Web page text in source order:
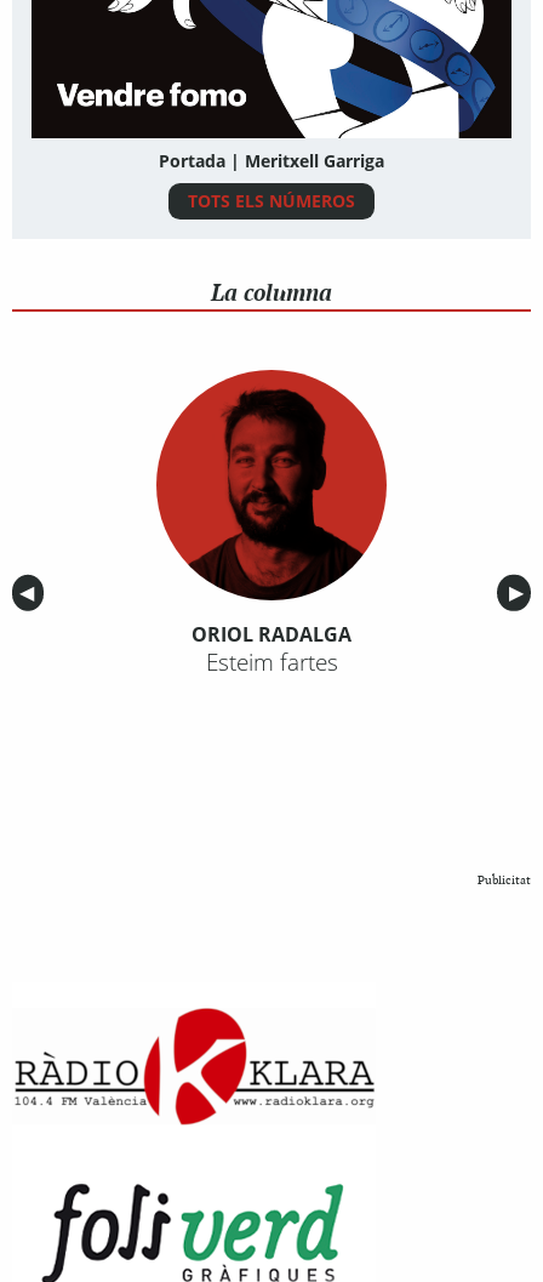
Portada | Meritxell Garriga
TOTS ELS NÚMEROS
La columna
Anterior
◀︎ ▶︎
ORIOL RADALGA
Esteim fartes
Publicitat